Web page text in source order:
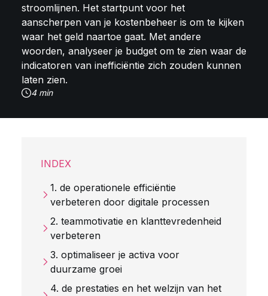
stroomlijnen. Het startpunt voor het
aanscherpen van je kostenbeheer is om te kijken
waar het geld naartoe gaat. Met andere
woorden, analyseer je budget om te zien waar de
indicatoren van inefficiëntie zich zouden kunnen
laten zien.
4 min
INDEX
1. de operationele efficiëntie
verbeteren door digitale processen
2. teammotivatie en klanttevredenheid
verbeteren
3. optimaliseer je activa voor
duurzame groei
4. de prestaties en het welzijn van het